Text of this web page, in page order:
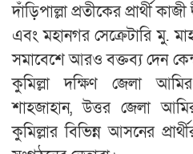
দাঁড়িপাল্লা প্রতীকের প্রার্থী
এবং মহানগর সেক্রেটারি মু.
সমাবেশে আরও বক্তব্য দেন
কুমিল্লা দক্ষিণ জেলা
শাহজাহান, উত্তর জেলা
কুমিল্লার বিভিন্ন আসনের